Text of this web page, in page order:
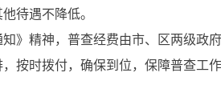
待遇不降低。
》精神，普查经费由市、区两级政
按时拨付，确保到位，保障普查工